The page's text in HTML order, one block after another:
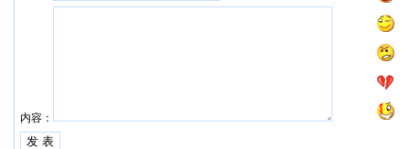
内容：